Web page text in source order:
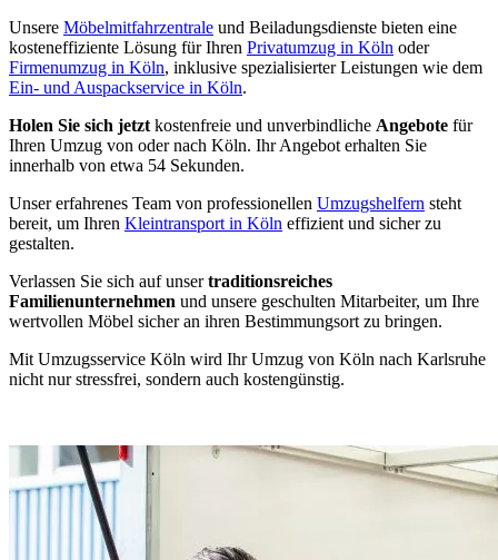
Unsere Möbelmitfahrzentrale und Beiladungsdienste bieten eine
kosteneffiziente Lösung für Ihren Privatumzug in Köln oder
Firmenumzug in Köln, inklusive spezialisierter Leistungen wie dem
Ein- und Auspackservice in Köln.
Holen Sie sich jetzt kostenfreie und unverbindliche Angebote für
Ihren Umzug von oder nach Köln. Ihr Angebot erhalten Sie
innerhalb von etwa 54 Sekunden.
Unser erfahrenes Team von professionellen Umzugshelfern steht
bereit, um Ihren Kleintransport in Köln effizient und sicher zu
gestalten.
Verlassen Sie sich auf unsertraditionsreiches
Familienunternehmen und unsere geschulten Mitarbeiter, um Ihre
wertvollen Möbel sicher an ihren Bestimmungsort zu bringen.
Mit Umzugsservice Köln wird Ihr Umzug von Köln nach Karlsruhe
nicht nur stressfrei, sondern auch kostengünstig.